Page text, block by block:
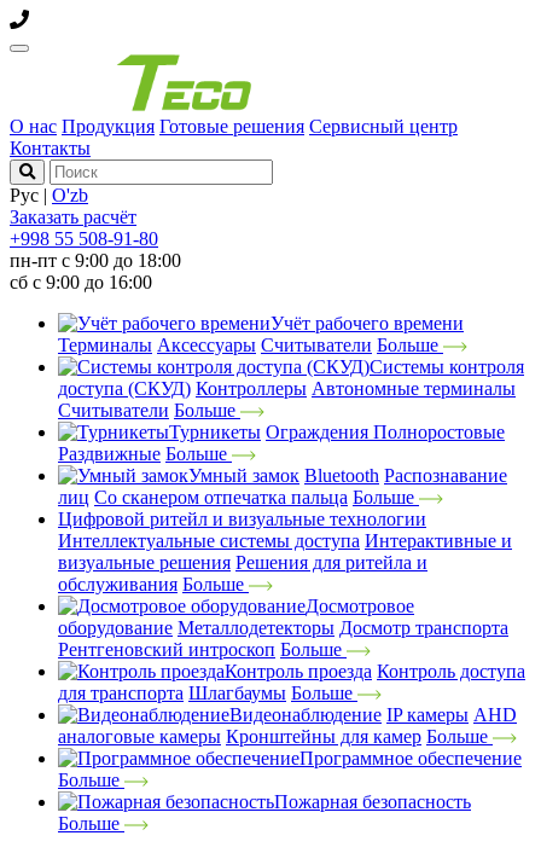
О нас Продукция Готовые решения Сервисный центр
Контакты
Рус | O'zb
Заказать расчёт
+998 55 508-91-80
пн-пт с 9:00 до 18:00
сб с 9:00 до 16:00
Учёт рабочего времени
Терминалы Аксессуары Считыватели Больше
Системы контроля
доступа (СКУД) Контроллеры Автономные терминалы
Считыватели Больше
Турникеты Ограждения Полноростовые
Раздвижные Больше
Умный замок Bluetooth Распознавание
лиц Со сканером отпечатка пальца Больше
Цифровой ритейл и визуальные технологии
Интеллектуальные системы доступа Интерактивные и
визуальные решения Решения для ритейла и
обслуживания Больше
Досмотровое
оборудование Металлодетекторы Досмотр транспорта
Рентгеновский интроскоп Больше
Контроль проезда Контроль доступа
для транспорта Шлагбаумы Больше
Видеонаблюдение IP камеры AHD
аналоговые камеры Кронштейны для камер Больше
Программное обеспечение
Больше
Пожарная безопасность
Больше